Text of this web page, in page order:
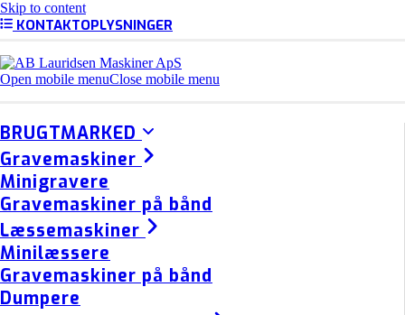
Skip to content
KONTAKTOPLYSNINGER
Open mobile menuClose mobile menu
BRUGTMARKED
Gravemaskiner
Minigravere
Gravemaskiner på bånd
Læssemaskiner
Minilæssere
Gravemaskiner på bånd
Dumpere